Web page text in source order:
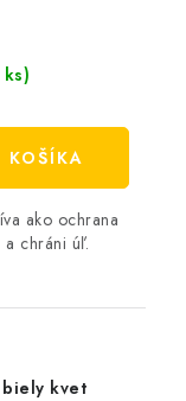
ks)
KOŠÍKA
ako ochrana
a chráni úľ.
biely kvet